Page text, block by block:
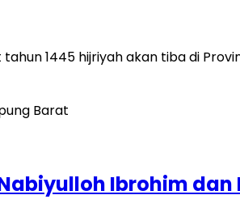
1445 hijriyah akan tiba di
Ibrohim